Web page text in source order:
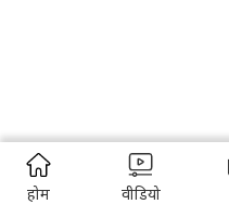
होम वीडियो